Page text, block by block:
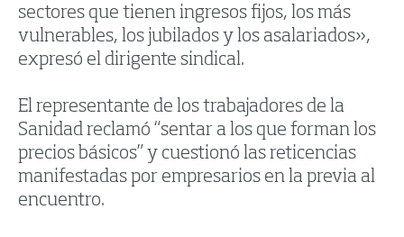
sectores que tienen ingresos fijos, los más
vulnerables, los jubilados y los asalariados»,
expresó el dirigente sindical.
El representante de los trabajadores de la
Sanidad reclamó “sentar a los que forman los
precios básicos” y cuestionó las reticencias
manifestadas por empresarios en la previa al
encuentro.